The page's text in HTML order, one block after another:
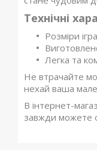
Технічні
Розміри
Легка та
Не втрачайте
нехай ваша
В інтернет-
завжди можете